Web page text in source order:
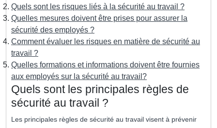
Quels sont les risques liés à la sécurité au travail ?
Quelles mesures doivent être prises pour assurer la
sécurité des employés ?
Comment évaluer les risques en matière de sécurité au
travail ?
Quelles formations et informations doivent être fournies
aux employés sur la sécurité au travail?
Quels sont les principales règles de
sécurité au travail ?
Les principales règles de sécurité au travail visent à prévenir